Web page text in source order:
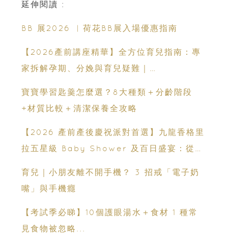
延伸閱讀 :
BB 展2026 ︳荷花BB展入場優惠指南
【2026產前講座精華】全方位育兒指南：專
家拆解孕期、分娩與育兒疑難｜
寶寶學習匙羹怎麼選？8大種類＋分齡階段
+材質比較＋清潔保養全攻略
【2026 產前產後慶祝派對首選】九龍香格里
拉五星級 Baby Shower 及百日盛宴：從米
育兒｜小朋友離不開手機？ 3 招戒「電子奶
嘴」與手機癮
【考試季必睇】10個護眼湯水＋食材 1 種常
見食物被忽略...